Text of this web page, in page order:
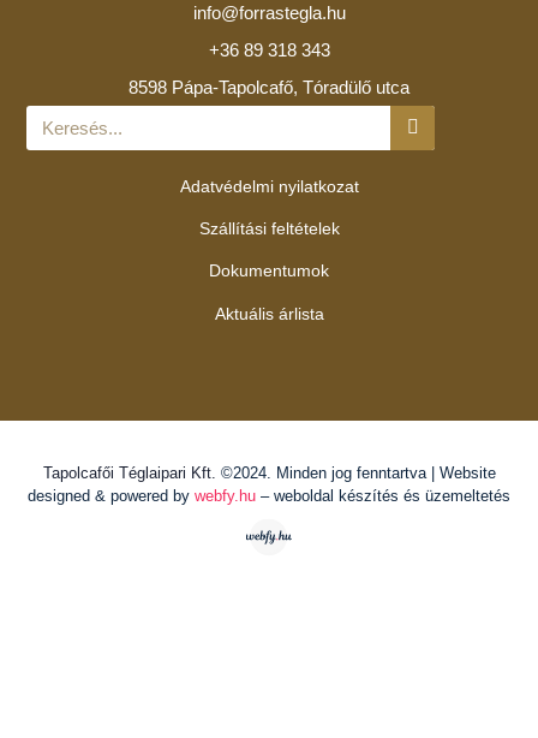
info@forrastegla.hu
+36 89 318 343
8598 Pápa-Tapolcafő, Tóradülő utca
Adatvédelmi nyilatkozat
Szállítási feltételek
Dokumentumok
Aktuális árlista
Tapolcafői Téglaipari Kft. ©2024. Minden jog fenntartva | Website
designed & powered by webfy.hu – weboldal készítés és üzemeltetés